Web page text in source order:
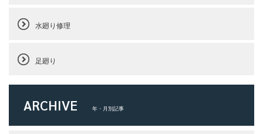
水廻り修理
足廻り
ARCHIVE 年・月別記事